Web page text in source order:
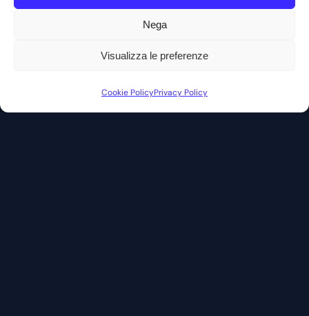
Nega
Visualizza le preferenze
Cookie PolicyPrivacy Policy